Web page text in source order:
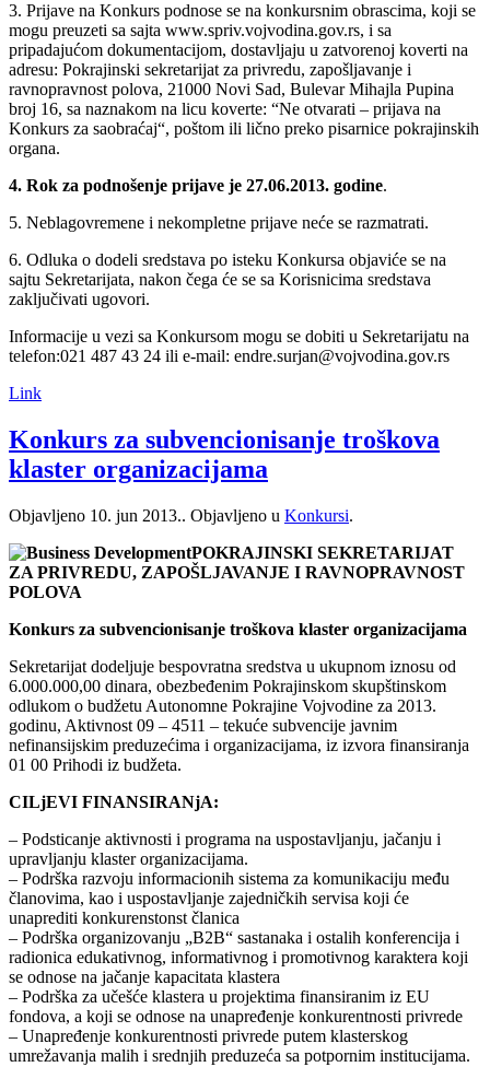
3. Prijave na Konkurs podnose se na konkursnim obrascima, koji se
mogu preuzeti sa sajta www.spriv.vojvodina.gov.rs, i sa
pripadajućom dokumentacijom, dostavljaju u zatvorenoj koverti na
adresu: Pokrajinski sekretarijat za privredu, zapošljavanje i
ravnopravnost polova, 21000 Novi Sad, Bulevar Mihajla Pupina
broj 16, sa naznakom na licu koverte: “Ne otvarati – prijava na
Konkurs za saobraćaj“, poštom ili lično preko pisarnice pokrajinskih
organa.
4. Rok za podnošenje prijave je 27.06.2013. godine.
5. Neblagovremene i nekompletne prijave neće se razmatrati.
6. Odluka o dodeli sredstava po isteku Konkursa objaviće se na
sajtu Sekretarijata, nakon čega će se sa Korisnicima sredstava
zaključivati ugovori.
Informacije u vezi sa Konkursom mogu se dobiti u Sekretarijatu na
telefon:021 487 43 24 ili e-mail: endre.surjan@vojvodina.gov.rs
Link
Konkurs za subvencionisanje troškova
klaster organizacijama
Objavljeno 10. jun 2013.. Objavljeno u Konkursi.
POKRAJINSKI SEKRETARIJAT
ZA PRIVREDU, ZAPOŠLJAVANJE I RAVNOPRAVNOST
POLOVA
Konkurs za subvencionisanje troškova klaster organizacijama
Sekretarijat dodeljuje bespovratna sredstva u ukupnom iznosu od
6.000.000,00 dinara, obezbeđenim Pokrajinskom skupštinskom
odlukom o budžetu Autonomne Pokrajine Vojvodine za 2013.
godinu, Aktivnost 09 – 4511 – tekuće subvencije javnim
nefinansijskim preduzećima i organizacijama, iz izvora finansiranja
01 00 Prihodi iz budžeta.
CILjEVI FINANSIRANjA:
– Podsticanje aktivnosti i programa na uspostavljanju, jačanju i
upravljanju klaster organizacijama.
– Podrška razvoju informacionih sistema za komunikaciju među
članovima, kao i uspostavljanje zajedničkih servisa koji će
unaprediti konkurenstonst članica
– Podrška organizovanju „B2B“ sastanaka i ostalih konferencija i
radionica edukativnog, informativnog i promotivnog karaktera koji
se odnose na jačanje kapacitata klastera
– Podrška za učešće klastera u projektima finansiranim iz EU
fondova, a koji se odnose na unapređenje konkurentnosti privrede
– Unapređenje konkurentnosti privrede putem klasterskog
umrežavanja malih i srednjih preduzeća sa potpornim institucijama.